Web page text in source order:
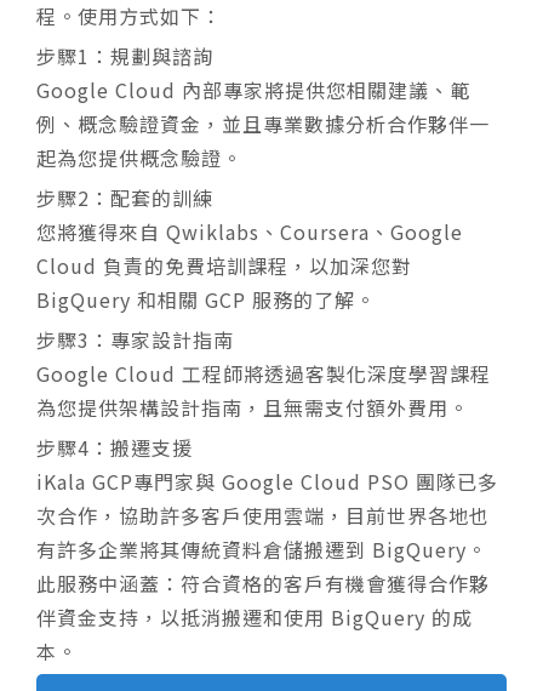
程。使用方式如下：
步驟1：規劃與諮詢
Google Cloud 內部專家將提供您相關建議、範
例、概念驗證資金，並且專業數據分析合作夥伴一
起為您提供概念驗證。
步驟2：配套的訓練
您將獲得來自 Qwiklabs、Coursera、Google
Cloud 負責的免費培訓課程，以加深您對
BigQuery 和相關 GCP 服務的了解。
步驟3：專家設計指南
Google Cloud 工程師將透過客製化深度學習課程
為您提供架構設計指南，且無需支付額外費用。
步驟4：搬遷支援
iKala GCP專門家與 Google Cloud PSO 團隊已多
次合作，協助許多客戶使用雲端，目前世界各地也
有許多企業將其傳統資料倉儲搬遷到 BigQuery。
此服務中涵蓋：符合資格的客戶有機會獲得合作夥
伴資金支持，以抵消搬遷和使用 BigQuery 的成
本。